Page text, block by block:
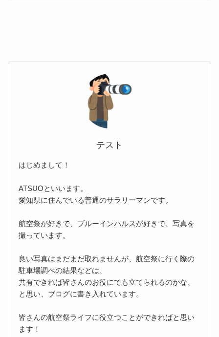
テスト
はじめまして！
ATSUOといいます。
愛知県に住んでいる普通のサラリーマンです。
航空祭が好きで、ブルーインパルスが好きで、写真を
撮っています。
良い写真はまだまだ取れませんが、航空祭に行く際の
駐車場調べの結果などは、
共有できれば皆さんのお役にでも立てられるのかな、
と思い、ブログに書き入れています。
皆さんの航空祭ライフに役立つことができればと思い
ます！